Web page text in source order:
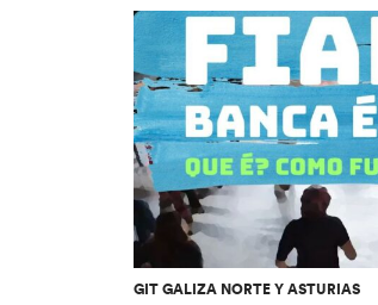
GIT GALIZA NORTE Y ASTURIAS